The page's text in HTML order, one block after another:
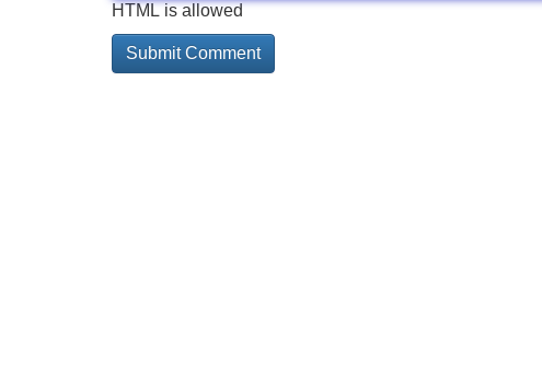
HTML is allowed